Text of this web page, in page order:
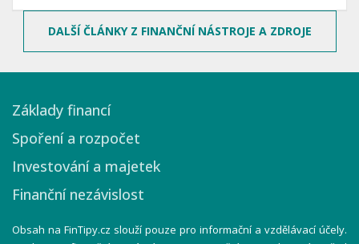
kterými se můžete setkat, a přinášíme
praktické tipy, jak na tyto změny reagovat a
DALŠÍ ČLÁNKY Z FINANČNÍ NÁSTROJE A ZDROJE
Základy financí
Spoření a rozpočet
Investování a majetek
Finanční nezávislost
Obsah na FinTipy.cz slouží pouze pro informační a vzdělávací účely.